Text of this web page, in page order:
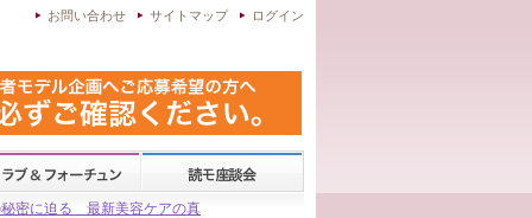
ログイン
サイトマップ
お問い合わせ
密に迫る 最新美容ケアの真